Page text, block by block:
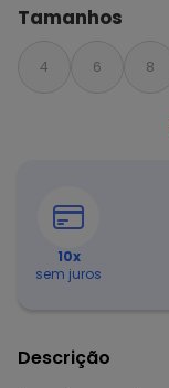
Tamanhos
4 6 8
10x
sem juros
Descrição